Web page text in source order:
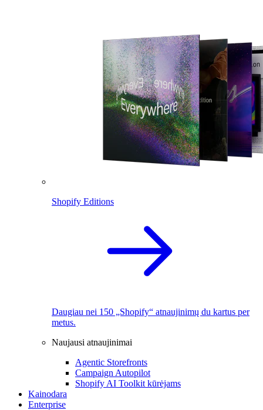
Shopify Editions
Daugiau nei 150 „Shopify“ atnaujinimų du kartus per
metus.
Naujausi atnaujinimai
Agentic Storefronts
Campaign Autopilot
Shopify AI Toolkit kūrėjams
Kainodara
Enterprise